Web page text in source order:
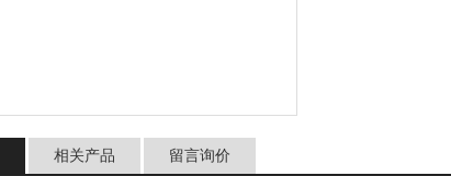
相关产品 留言询价